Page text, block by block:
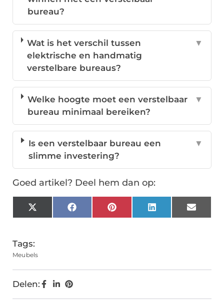
bureau?
Wat is het verschil tussen
elektrische en handmatig
verstelbare bureaus?
▼
Welke hoogte moet een verstelbaar
bureau minimaal bereiken?
▼
Is een verstelbaar bureau een
slimme investering?
▼
Goed artikel? Deel hem dan op:
X
(Twitter)
FacebookPinterestLinkedInEmail
Tags:
Meubels
Delen: